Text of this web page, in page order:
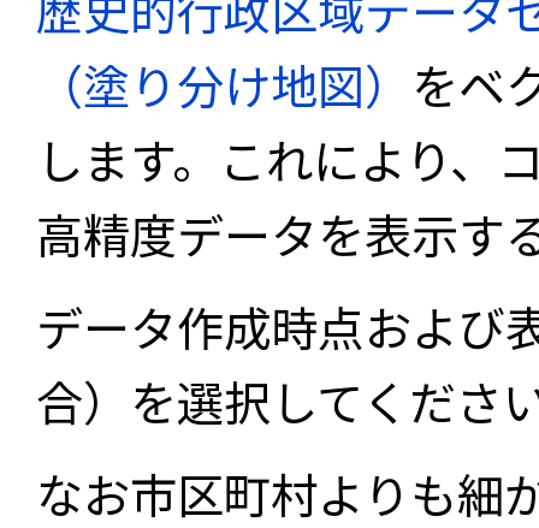
（塗り分け地図） をベ
します。これにより、
高精度データを表示す
データ作成時点および
合）を選択してくださ
なお市区町村よりも細